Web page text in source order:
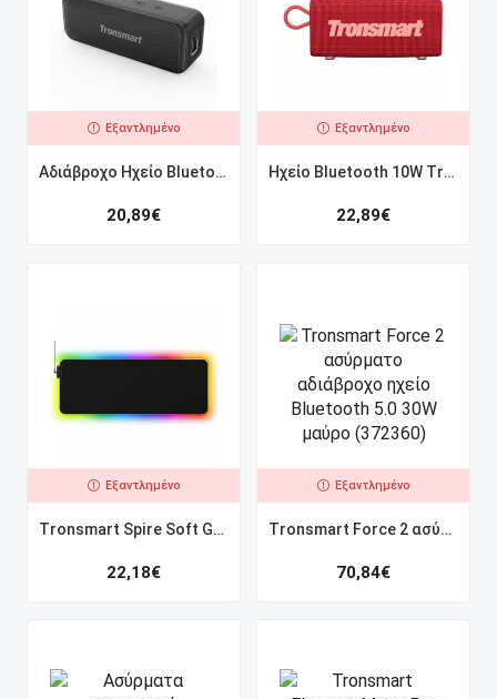
Εξαντλημένο
Αδιάβροχο Ηχείο Bluetooth 10W Tronsmart T2 Mini (Μαύρο)
20,89€
Εξαντλημένο
Ηχείο Bluetooth 10W Tronsmart Trip (Κόκκινο)
22,89€
Εξαντλημένο
Tronsmart Spire Soft Gaming RGB Mouse Pad (80 x 30 x 0,4 cm) μαύρο (349360)
22,18€
Εξαντλημένο
Tronsmart Force 2 ασύρματο αδιάβροχο ηχείο Bluetooth 5.0 30W μαύρο (372360)
70,84€